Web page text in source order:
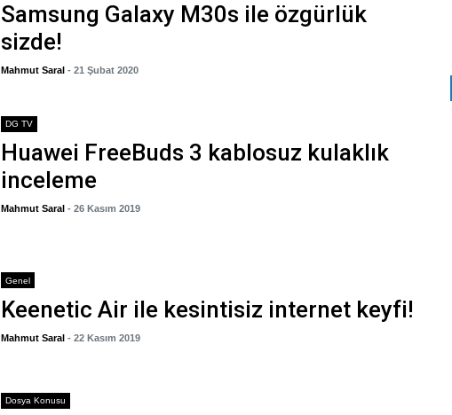
Samsung Galaxy M30s ile özgürlük
sizde!
Mahmut Saral - 21 Şubat 2020
DG TV
Huawei FreeBuds 3 kablosuz kulaklık
inceleme
Mahmut Saral - 26 Kasım 2019
Genel
Keenetic Air ile kesintisiz internet keyfi!
Mahmut Saral - 22 Kasım 2019
Dosya Konusu